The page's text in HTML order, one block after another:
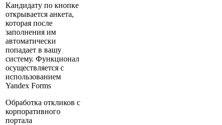
Кандидату по кнопке
открывается анкета,
которая после
заполнения им
автоматически
попадает в вашу
систему. Функционал
осуществляется с
использованием
Yandex Forms
Обработка откликов с
корпоративного
портала